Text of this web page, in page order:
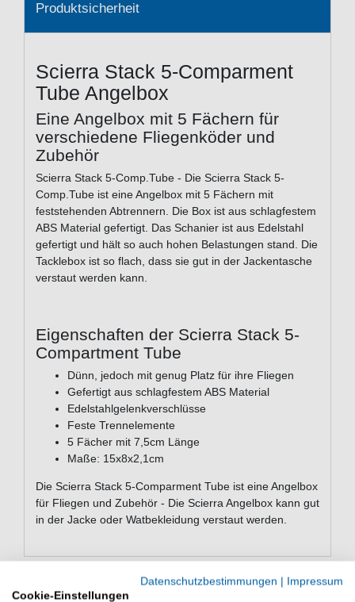
Produktsicherheit
Scierra Stack 5-Comparment
Tube Angelbox
Eine Angelbox mit 5 Fächern für
verschiedene Fliegenköder und
Zubehör
Scierra Stack 5-Comp.Tube - Die Scierra Stack 5-
Comp.Tube ist eine Angelbox mit 5 Fächern mit
feststehenden Abtrennern. Die Box ist aus schlagfestem
ABS Material gefertigt. Das Schanier ist aus Edelstahl
gefertigt und hält so auch hohen Belastungen stand. Die
Tacklebox ist so flach, dass sie gut in der Jackentasche
verstaut werden kann.
Eigenschaften der Scierra Stack 5-
Compartment Tube
Dünn, jedoch mit genug Platz für ihre Fliegen
Gefertigt aus schlagfestem ABS Material
Edelstahlgelenkverschlüsse
Feste Trennelemente
5 Fächer mit 7,5cm Länge
Maße: 15x8x2,1cm
Die Scierra Stack 5-Comparment Tube ist eine Angelbox
für Fliegen und Zubehör - Die Scierra Angelbox kann gut
in der Jacke oder Watbekleidung verstaut werden.
Datenschutzbestimmungen | Impressum
Cookie-Einstellungen